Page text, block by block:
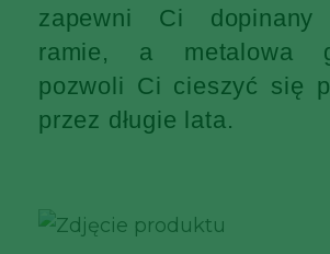
zapewni Ci
ramie, a metalowa
pozwoli Ci cieszyć się
przez długie lata.